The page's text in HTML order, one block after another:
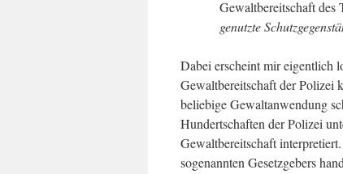
Gewaltbereitschaft des
genutzte
Dabei erscheint mir eigentlich
Gewaltbereitschaft der Polizei
beliebige Gewaltanwendung
Hundertschaften der Polizei
Gewaltbereitschaft
sogenannten Gesetzgebers